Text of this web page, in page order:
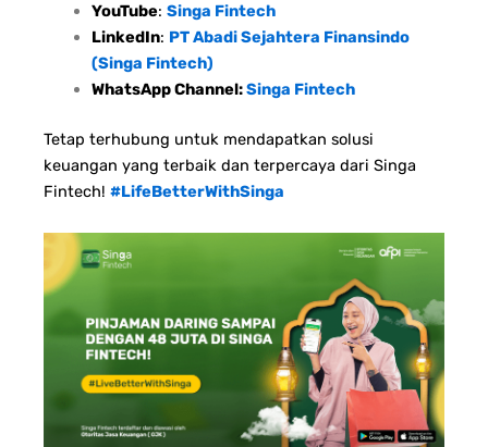
YouTube: Singa Fintech
LinkedIn: PT Abadi Sejahtera Finansindo
(Singa Fintech)
WhatsApp Channel:Singa Fintech
Tetap terhubung untuk mendapatkan solusi
keuangan yang terbaik dan terpercaya dari Singa
Fintech! #LifeBetterWithSinga